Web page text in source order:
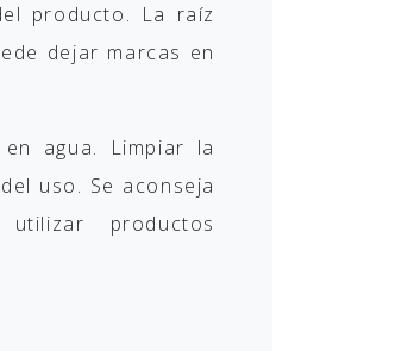
producto. La raíz
dejar marcas en
agua. Limpiar la
uso. Se aconseja
productos